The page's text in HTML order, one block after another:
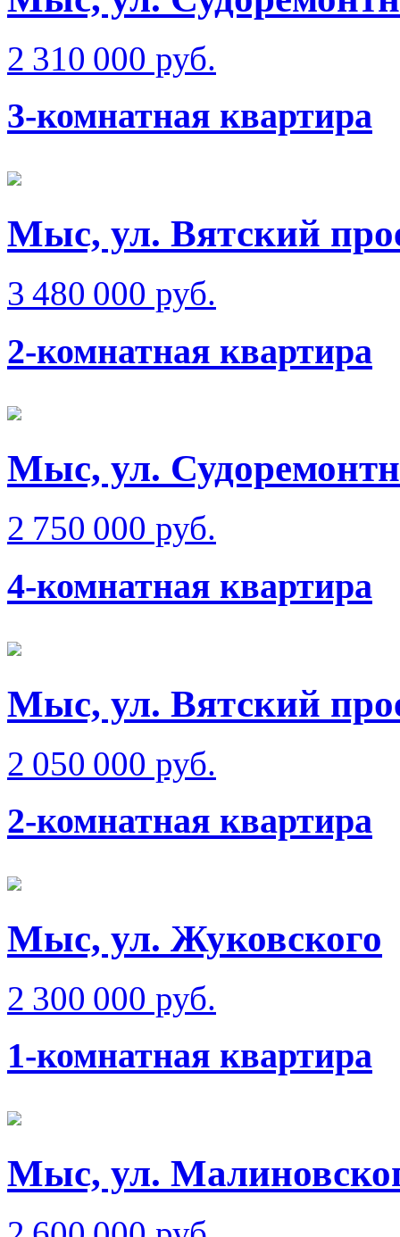
2 310 000 руб.
3-комнатная квартира
Мыс, ул. Вятский
3 480 000 руб.
2-комнатная квартира
Мыс, ул.
2 750 000 руб.
4-комнатная квартира
Мыс, ул. Вятский
2 050 000 руб.
2-комнатная квартира
Мыс, ул. Жуковского
2 300 000 руб.
1-комнатная квартира
Мыс, ул.